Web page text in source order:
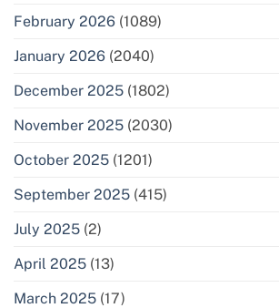
February 2026 (1089)
January 2026 (2040)
December 2025 (1802)
November 2025 (2030)
October 2025 (1201)
September 2025 (415)
July 2025 (2)
April 2025 (13)
March 2025 (17)